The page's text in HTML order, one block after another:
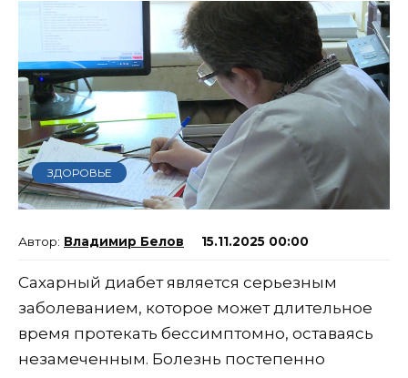
ЗДОРОВЬЕ
Владимир Белов 15.11.2025 00:00
Сахарный диабет является серьезным
заболеванием, которое может длительное
время протекать бессимптомно, оставаясь
незамеченным. Болезнь постепенно